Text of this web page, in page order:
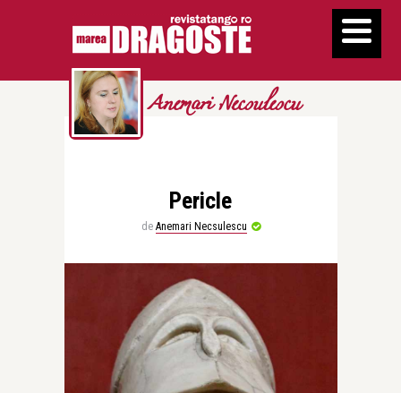
Anemari Necsulescu
Pericle
de Anemari Necsulescu